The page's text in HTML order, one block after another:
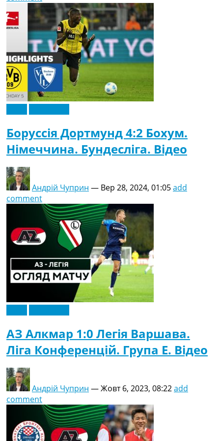
Боруссія Дортмунд 4:2 Бохум.
Німеччина. Бундесліга. Відео
Андрій Чуприн — Вер 28, 2024, 01:05add
comment
АЗ Алкмар 1:0 Легія Варшава.
Ліга Конференцій. Група E. Відео
Андрій Чуприн —Жовт 6, 2023, 08:22add
comment